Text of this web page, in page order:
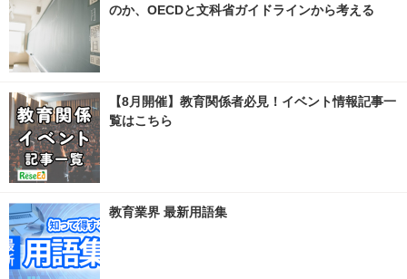
のか、OECDと文科省ガイドラインから考える
【8月開催】教育関係者必見！イベント情報記事一
覧はこちら
教育業界 最新用語集